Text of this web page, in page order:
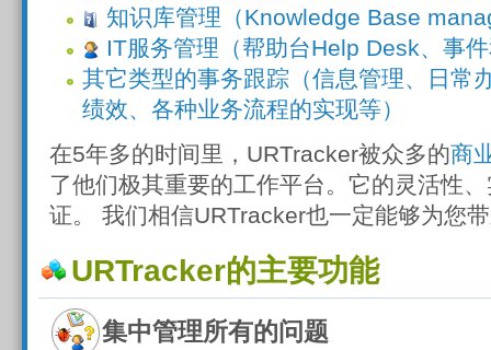
知识库管理（Knowledge Base
IT服务管理（帮助台Help Desk、事
其它类型的事务跟踪（信息管理、日常
绩效、各种业务流程的实现等）
在5年多的时间里，URTracker被众多的商
了他们极其重要的工作平台。它的灵活性
证。 我们相信URTracker也一定能够为您
URTracker的主要功能
集中管理所有的问题